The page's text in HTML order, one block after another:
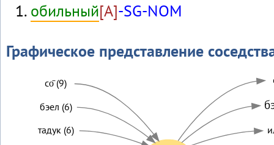
обильный[A]-SG-NOM
Графическое представление
со̄ (9)
бэел (6)
тадук (6)